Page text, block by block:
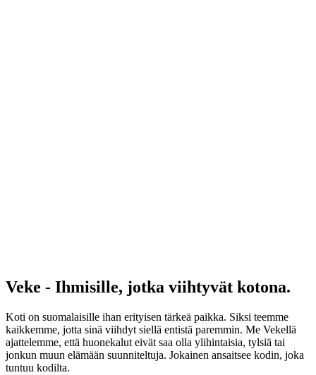
Veke - Ihmisille, jotka viihtyvät kotona.
Koti on suomalaisille ihan erityisen tärkeä paikka. Siksi teemme
kaikkemme, jotta sinä viihdyt siellä entistä paremmin. Me Vekellä
ajattelemme, että huonekalut eivät saa olla ylihintaisia, tylsiä tai
jonkun muun elämään suunniteltuja. Jokainen ansaitsee kodin, joka
tuntuu kodilta.